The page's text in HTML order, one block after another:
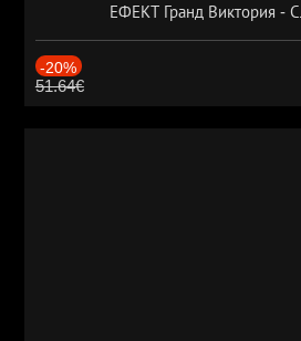
ЕФЕКТ Гранд Виктория -
-20%
51.64€